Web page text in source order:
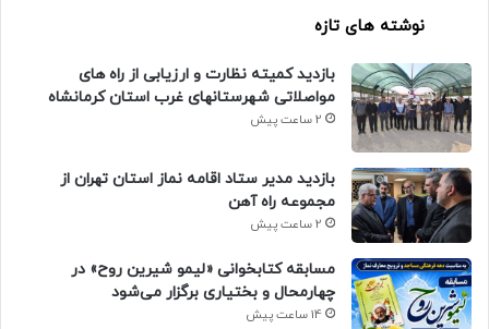
نوشته های تازه
بازدید کمیته نظارت و ارزیابی از راه های
مواصلاتی شهرستانهای غرب استان کرمانشاه
2 ساعت پیش
بازدید مدیر ستاد اقامه نماز استان تهران از
مجموعه راه آهن
2 ساعت پیش
مسابقه کتابخوانی «لیمو شیرین روح» در
چهارمحال و بختیاری برگزار می‌شود
14 ساعت پیش